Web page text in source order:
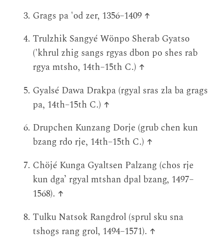
Grags pa 'od zer, 1356–1409 ↑
Trulzhik Sangyé Wönpo Sherab Gyatso
('khrul zhig sangs rgyas dbon po shes rab
rgya mtsho, 14th–15th C.) ↑
Gyalsé Dawa Drakpa (rgyal sras zla ba grags
pa, 14th–15th C.) ↑
Drupchen Kunzang Dorje (grub chen kun
bzang rdo rje, 14th–15th C.) ↑
Chöjé Kunga Gyaltsen Palzang (chos rje
kun dga’ rgyal mtshan dpal bzang, 1497–
1568). ↑
Tulku Natsok Rangdrol (sprul sku sna
tshogs rang grol, 1494–1571). ↑